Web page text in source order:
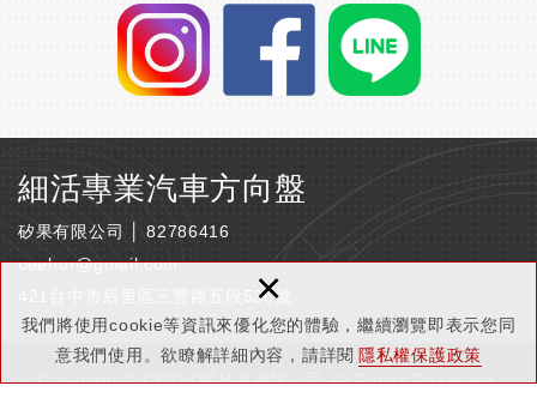
我們將使用cookie等資訊來優化您的體驗，繼續瀏覽即表示您同
意我們使用。欲瞭解詳細內容，請詳閱 隱私權保護政策
×
細活專業汽車方向盤
矽果有限公司 │ 82786416
ceehor@gmail.com
421台中市后里區三豐路五段536號
Copyright © CEEHOR矽果有限公司 All Rights Reserved.